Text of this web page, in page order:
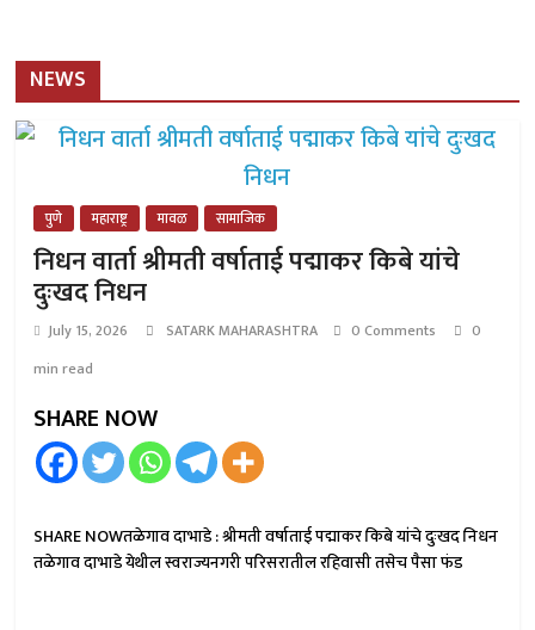
NEWS
पुणे महाराष्ट्र मावळ सामाजिक
निधन वार्ता श्रीमती वर्षाताई पद्माकर किबे यांचे
दुःखद निधन
July 15, 2026 SATARK MAHARASHTRA 0 Comments
0
min read
SHARE NOW
SHARE NOWतळेगाव दाभाडे : श्रीमती वर्षाताई पद्माकर किबे यांचे दुःखद निधन
तळेगाव दाभाडे येथील स्वराज्यनगरी परिसरातील रहिवासी तसेच पैसा फंड